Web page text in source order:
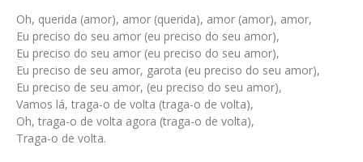
Oh, querida (amor), amor (querida), amor (amor), amor,
Eu preciso do seu amor (eu preciso do seu amor),
Eu preciso do seu amor (eu preciso do seu amor),
Eu preciso de seu amor, garota (eu preciso do seu amor),
Eu preciso de seu amor, (eu preciso do seu amor),
Vamos lá, traga-o de volta (traga-o de volta),
Oh, traga-o de volta agora (traga-o de volta),
Traga-o de volta.